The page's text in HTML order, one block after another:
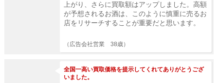
上がり、さらに買取額はアップしました。高額
が予想されるお酒は、このように慎重に売るお
店をリサーチすることが重要だと思います。
（広告会社営業 38歳）
全国一高い買取価格を提示してくれてありがとうござ
いました。